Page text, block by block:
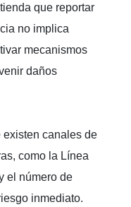
que reportar
no implica
mecanismos
daños
existen canales de
como la Línea
el número de
inmediato.